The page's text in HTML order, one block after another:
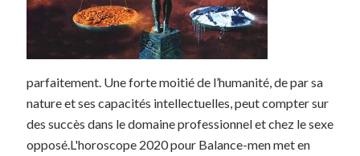
parfaitement. Une forte moitié de l’humanité, de par sa
nature et ses capacités intellectuelles, peut compter sur
des succès dans le domaine professionnel et chez le sexe
opposé.L'horoscope 2020 pour Balance-men met en